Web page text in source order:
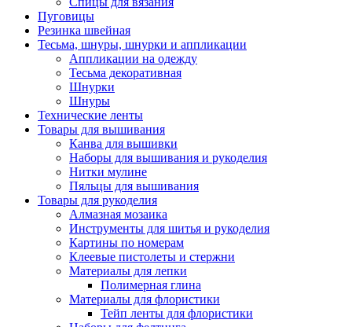
Пуговицы
Резинка швейная
Тесьма, шнуры, шнурки и аппликации
Аппликации на одежду
Тесьма декоративная
Шнурки
Шнуры
Технические ленты
Товары для вышивания
Канва для вышивки
Наборы для вышивания и рукоделия
Нитки мулине
Пяльцы для вышивания
Товары для рукоделия
Алмазная мозаика
Инструменты для шитья и рукоделия
Картины по номерам
Клеевые пистолеты и стержни
Материалы для лепки
Полимерная глина
Материалы для флористики
Тейп ленты для флористики